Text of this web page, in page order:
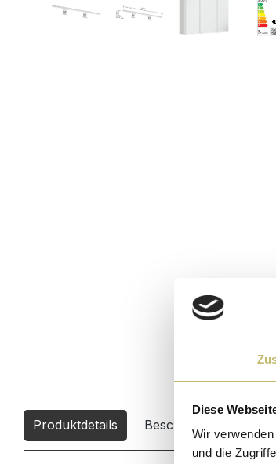
Diese
Wir
und die
Produktdetails Beschreibung